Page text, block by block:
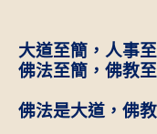
大道至簡，人事至
佛法至簡，佛教至
佛法是大道，佛